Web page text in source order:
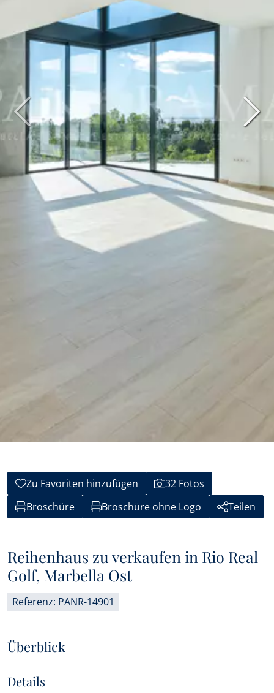
Zu Favoriten hinzufügen
32 Fotos
Broschüre
Broschüre ohne Logo Teilen
Reihenhaus zu verkaufen in Rio Real
Golf, Marbella Ost
Referenz: PANR-14901
Überblick
Details